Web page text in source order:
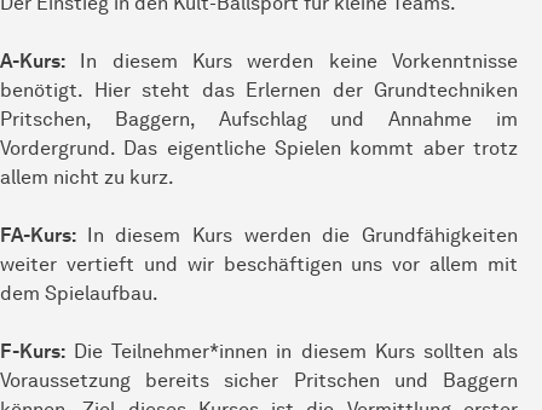
A-Kurs: In diesem Kurs werden keine Vorkenntnisse
benötigt. Hier steht das Erlernen der Grundtechniken
Pritschen, Baggern, Aufschlag und Annahme im
Vordergrund. Das eigentliche Spielen kommt aber trotz
allem nicht zu kurz.
FA-Kurs: In diesem Kurs werden die Grundfähigkeiten
weiter vertieft und wir beschäftigen uns vor allem mit
dem Spielaufbau.
F-Kurs: Die Teilnehmer*innen in diesem Kurs sollten als
Voraussetzung bereits sicher Pritschen und Baggern